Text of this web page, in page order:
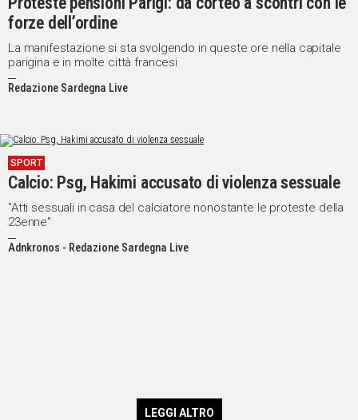
forze dell’ordine
La manifestazione si sta svolgendo in queste ore nella capitale
parigina e in molte città francesi
Redazione Sardegna Live
SPORT
Calcio: Psg, Hakimi accusato di violenza sessuale
"Atti sessuali in casa del calciatore nonostante le proteste della
23enne"
Adnkronos - Redazione Sardegna Live
LEGGI ALTRO